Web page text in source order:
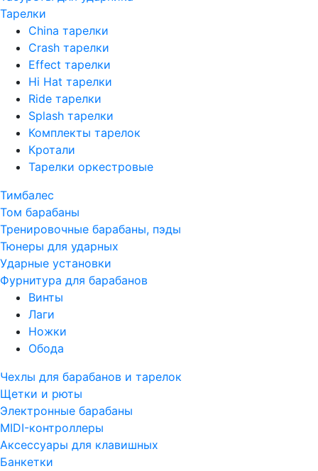
Тарелки
China тарелки
Crash тарелки
Effect тарелки
Hi Hat тарелки
Ride тарелки
Splash тарелки
Комплекты тарелок
Кротали
Тарелки оркестровые
Тимбалес
Том барабаны
Тренировочные барабаны, пэды
Тюнеры для ударных
Ударные установки
Фурнитура для барабанов
Винты
Лаги
Ножки
Обода
Чехлы для барабанов и тарелок
Щетки и рюты
Электронные барабаны
MIDI-контроллеры
Аксессуары для клавишных
Банкетки